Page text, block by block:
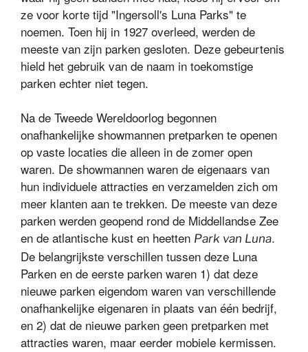
ze voor korte tijd "Ingersoll's Luna Parks" te
noemen. Toen hij in 1927 overleed, werden de
meeste van zijn parken gesloten. Deze gebeurtenis
hield het gebruik van de naam in toekomstige
parken echter niet tegen.
Na de Tweede Wereldoorlog begonnen
onafhankelijke showmannen pretparken te openen
op vaste locaties die alleen in de zomer open
waren. De showmannen waren de eigenaars van
hun individuele attracties en verzamelden zich om
meer klanten aan te trekken. De meeste van deze
parken werden geopend rond de Middellandse Zee
en de atlantische kust en heetten Park van Luna.
De belangrijkste verschillen tussen deze Luna
Parken en de eerste parken waren 1) dat deze
nieuwe parken eigendom waren van verschillende
onafhankelijke eigenaren in plaats van één bedrijf,
en 2) dat de nieuwe parken geen pretparken met
attracties waren, maar eerder mobiele kermissen.